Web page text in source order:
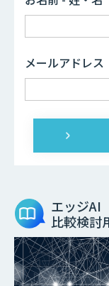
メールアドレス
エッジAI
比較検討